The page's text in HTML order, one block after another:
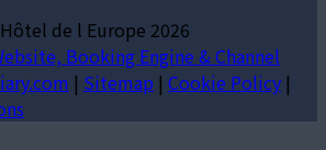
de l Europe 2026
Booking Engine & Channel
| Sitemap | Cookie Policy |